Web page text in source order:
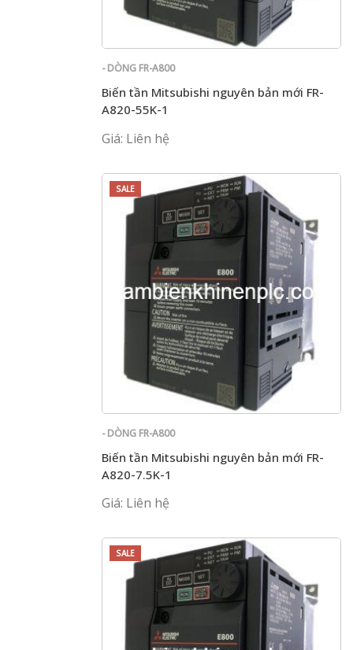
- DÒNG FR-A800
Biến tần Mitsubishi nguyên bản mới FR-
A820-55K-1
Giá: Liên hệ
SALE
- DÒNG FR-A800
Biến tần Mitsubishi nguyên bản mới FR-
A820-7.5K-1
Giá: Liên hệ
SALE